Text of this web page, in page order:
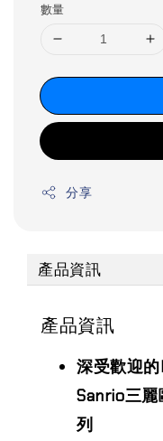
數量
分享
產品資訊
產品資訊
深受歡迎
Sanrio三
列